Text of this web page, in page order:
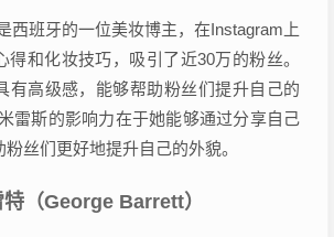
西班牙的一位美妆博主，在Instagram上
得和化妆技巧，吸引了近30万的粉丝。
有高级感，能够帮助粉丝们提升自己的
雷斯的影响力在于她能够通过分享自己
丝们更好地提升自己的外貌。
特（George Barrett）